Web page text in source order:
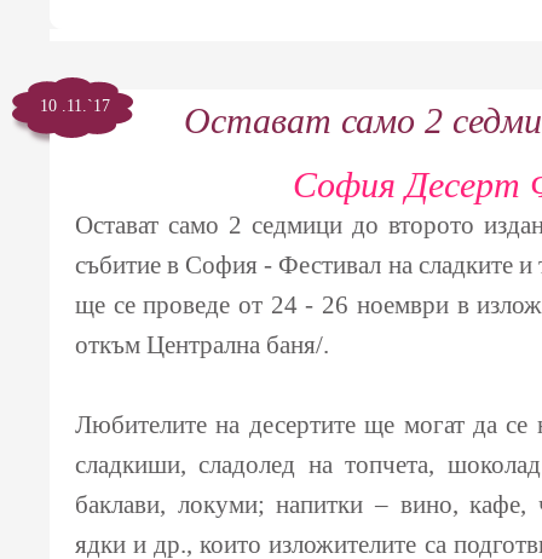
10 .11.`17
Остават само 2
София Десерт
Остават само 2 седмици до второто
събитие в София - Фестивал на сладките и
ще се проведе от 24 - 26 ноември в
откъм Централна баня/.
Любителите на десертите ще могат да се
сладкиши, сладолед на топчета,
баклави, локуми; напитки – вино, кафе,
ядки и др., които изложителите са